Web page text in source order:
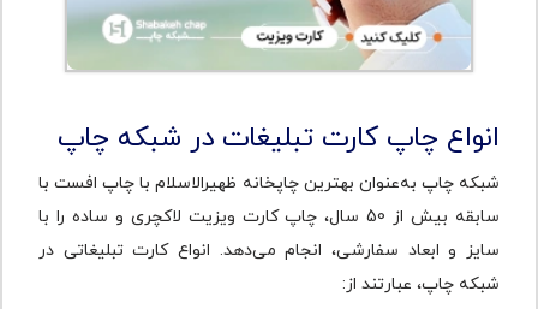
انواع چاپ کارت تبلیغات در شبکه چاپ
شبکه چاپ به‌عنوان بهترین چاپخانه ظهیرالاسلام با چاپ افست با
سابقه بیش از 50 سال، چاپ کارت ویزیت لاکچری و ساده را با
سایز و ابعاد سفارشی، انجام می‌دهد. انواع کارت تبلیغاتی در
شبکه چاپ، عبارتند از: